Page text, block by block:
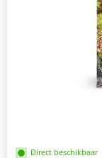
Direct beschikbaar